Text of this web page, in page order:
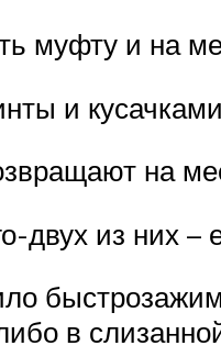
муфту и на
и
на
двух из них
в